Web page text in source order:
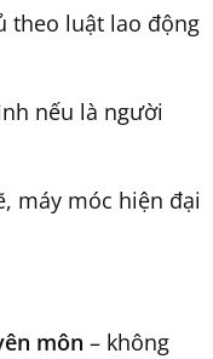
theo luật lao động
nếu là người
máy móc hiện đại
môn – không